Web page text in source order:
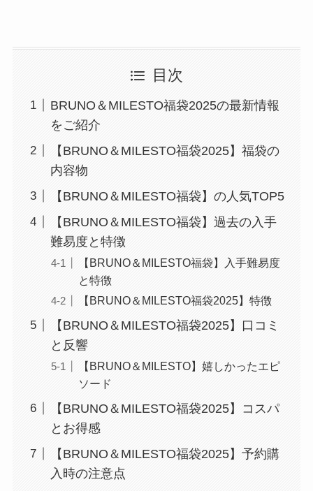
目次
BRUNO＆MILESTO福袋2025の最新情報
をご紹介
【BRUNO＆MILESTO福袋2025】福袋の
内容物
【BRUNO＆MILESTO福袋】の人気TOP5
【BRUNO＆MILESTO福袋】過去の入手
難易度と特徴
【BRUNO＆MILESTO福袋】入手難易度
と特徴
【BRUNO＆MILESTO福袋2025】特徴
【BRUNO＆MILESTO福袋2025】口コミ
と反響
【BRUNO＆MILESTO】嬉しかったエピ
ソード
【BRUNO＆MILESTO福袋2025】コスパ
とお得感
【BRUNO＆MILESTO福袋2025】予約購
入時の注意点